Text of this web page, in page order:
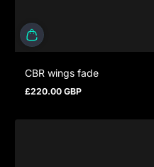
CBR wings fade
Regulärer Preis
£220.00 GBP